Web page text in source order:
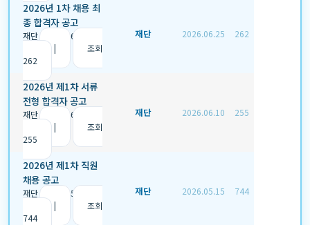
2026년 1차 채용 최
종 합격자 공고
재단 2026.06.25
|
조회
262
재단 2026.06.25 262
2026년 제1차 서류
전형 합격자 공고
재단 2026.06.10
|
조회
255
재단 2026.06.10 255
2026년 제1차 직원
채용 공고
재단 2026.05.15
|
조회
744
재단 2026.05.15 744